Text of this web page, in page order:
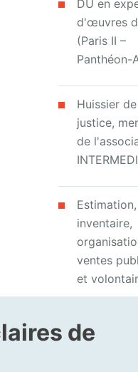
DU en
d'œuvres
(Paris II –
Panthéon-
Huissier de
justice,
de
Estimation,
inventaire,
ventes
et
de